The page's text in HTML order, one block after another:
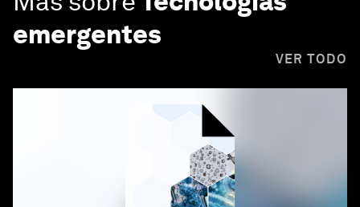
emergentes
VER TODO